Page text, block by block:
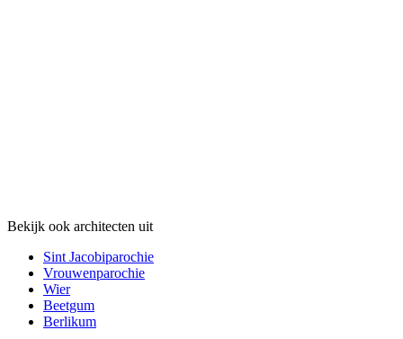
Bekijk ook architecten uit
Sint Jacobiparochie
Vrouwenparochie
Wier
Beetgum
Berlikum